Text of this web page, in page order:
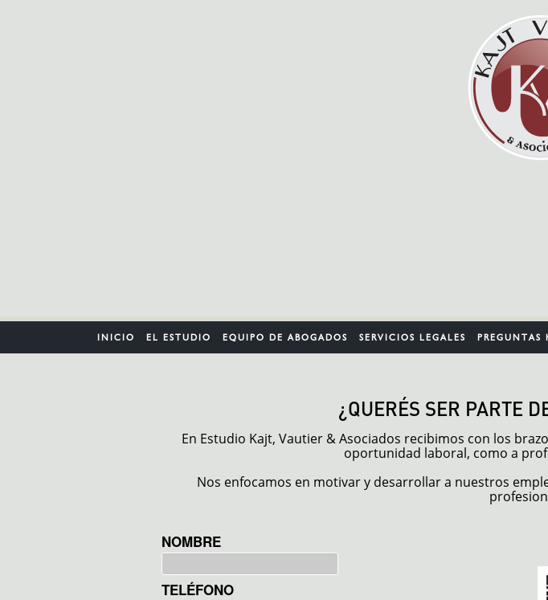
INICIO EL ESTUDIO EQUIPO DE ABOGADOS SERVICIOS LEGALES PREGUNTAS
¿QUERÉS SER PARTE
En Estudio Kajt, Vautier & Asociados recibimos con los
oportunidad laboral, como a
Nos enfocamos en motivar y desarrollar a nuestros
NOMBRE
TELÉFONO